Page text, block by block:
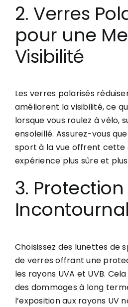
2. Verres
pour une
Visibilité
Les verres polarisés
améliorent la visibilité, ce
lorsque vous roulez à vélo,
ensoleillé. Assurez-vous
sport à la vue offrent cette
expérience plus sûre et
3. Protection
Choisissez des lunettes de
de verres offrant une
les rayons UVA et UVB.
des dommages à long
l’exposition aux rayons UV